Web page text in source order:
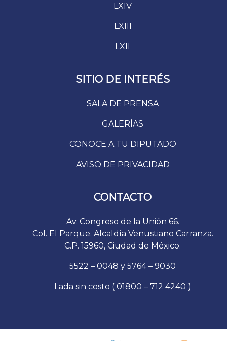
LXIV
LXIII
LXII
SITIO DE INTERÉS
SALA DE PRENSA
GALERÍAS
CONOCE A TU DIPUTADO
AVISO DE PRIVACIDAD
CONTACTO
Av. Congreso de la Unión 66.
Col. El Parque. Alcaldía Venustiano Carranza.
C.P. 15960, Ciudad de México.
5522 – 0048 y 5764 – 9030
Lada sin costo ( 01800 – 712 4240 )